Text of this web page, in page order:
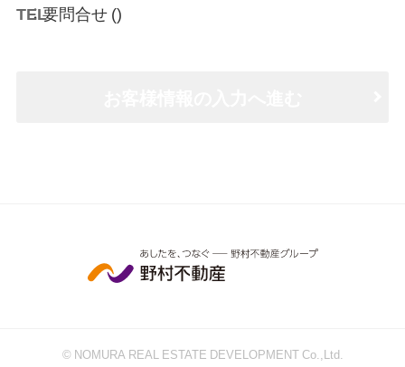
： 要問合せ ()
© NOMURA REAL ESTATE DEVELOPMENT Co.,Ltd.